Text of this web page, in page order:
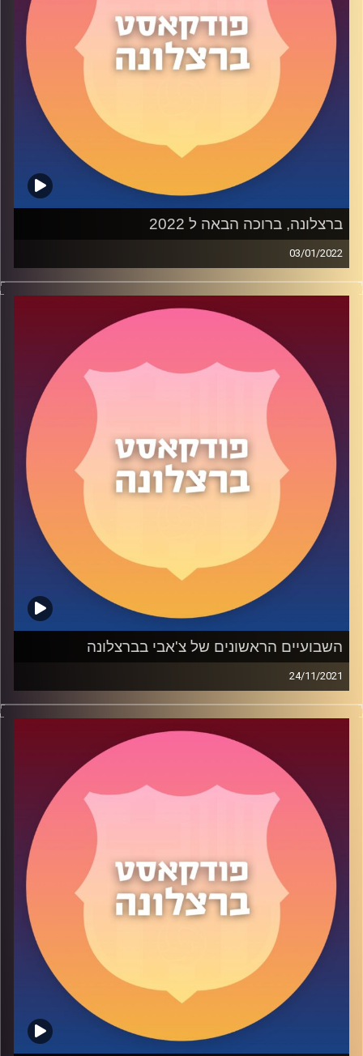
קרדיט תמונות:
שי פל
ברצלונה, ברוכה הבאה ל 2022
03/01/2022
התגעגעתם אז חזרנו
בפרק 35 של הפודקאסט שלנו
דיברנו על הניצחון האחרון במיורקה, השיפור הניכר במשחק
הקבוצתי תחת צ'אבי, תהיות על ריקי, מבט עמוק על פראן טורס
ושאר הרכישות / העזיבות במועד ההעברות שהגיע אלינו
לטובה וגם הסתכלות לשאר המשחקים שמחכים לנו בינואר.
קרדיט תמונות:
השבועיים הראשונים של צ'אבי בברצלונה
24/11/2021
פודקאסט ברצלונה פרק 34: השבועיים הראשונים של צ'אבי
בברצלונה
בפרק 34 דיברנו בהרחבה על הרשמים מהמשחקים הראשונים
של צ'אבי מול אספניול ובנפיקה. מה עבד טוב, מה עבד פחות
טוב ומה מחכה לנו בהמשך.
בהשתתפות יעוז, שי, תום ואופיר(ברוך השב).
קרדיט תמונות:
שי פל